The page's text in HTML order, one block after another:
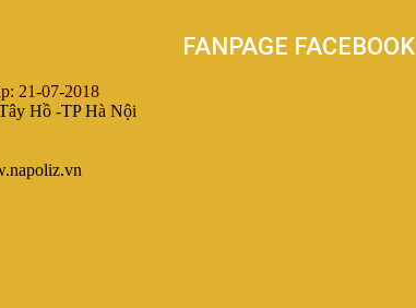
21-07-2018
Hồ -TP Hà Nội
FANPAGE FACEBOOK